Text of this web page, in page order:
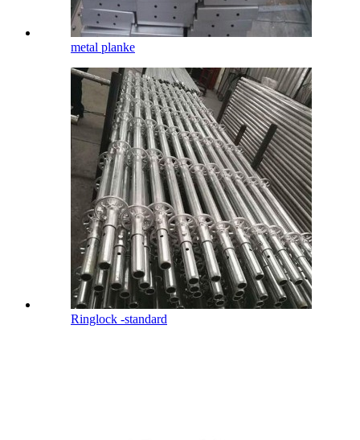
metal planke
Ringlock -standard